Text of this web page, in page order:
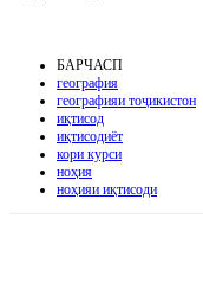
БАРЧАСП
география
географияи тоҷикистон
иқтисод
иқтисодиёт
кори курси
ноҳия
ноҳияи иқтисоди